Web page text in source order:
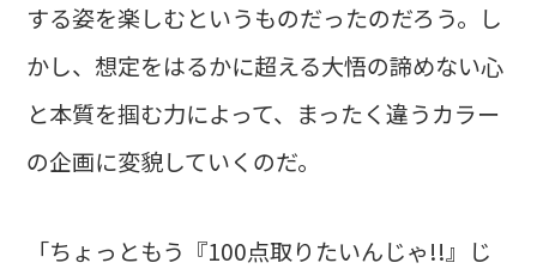
する姿を楽しむというものだったのだろう。し
かし、想定をはるかに超える大悟の諦めない心
と本質を掴む力によって、まったく違うカラー
の企画に変貌していくのだ。
「ちょっともう『100点取りたいんじゃ!!』じ